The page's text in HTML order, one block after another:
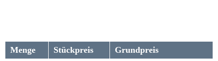
Menge Stückpreis Grundpreis